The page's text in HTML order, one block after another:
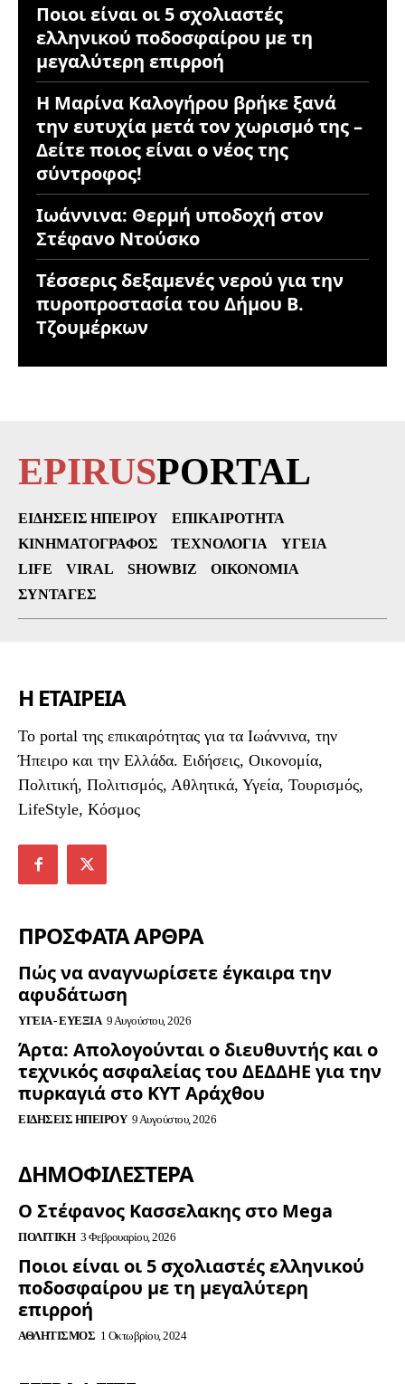
Ποιοι είναι οι 5 σχολιαστές
ελληνικού ποδοσφαίρου με τη
μεγαλύτερη επιρροή
Η Μαρίνα Καλογήρου βρήκε ξανά
την ευτυχία μετά τον χωρισμό της –
Δείτε ποιος είναι ο νέος της
σύντροφος!
Ιωάννινα: Θερμή υποδοχή στον
Στέφανο Ντούσκο
Τέσσερις δεξαμενές νερού για την
πυροπροστασία του Δήμου Β.
Τζουμέρκων
EPIRUSPORTAL
ΕΙΔΉΣΕΙΣ ΗΠΕΊΡΟΥ
ΕΠΙΚΑΙΡΌΤΗΤΑ
ΚΙΝΗΜΑΤΟΓΡΆΦΟΣ
ΤΕΧΝΟΛΟΓΊΑ
ΥΓΕΊΑ
LIFE
VIRAL SHOWBIZ
ΟΙΚΟΝΟΜΊΑ
ΣΥΝΤΑΓΈΣ
Η ΕΤΑΙΡΕΙΑ
To portal της επικαιρότητας για τα Ιωάννινα, την
Ήπειρο και την Ελλάδα. Ειδήσεις, Οικονομία,
Πολιτική, Πολιτισμός, Αθλητικά, Υγεία, Τουρισμός,
LifeStyle, Κόσμος
ΠΡΟΣΦΑΤΑ ΑΡΘΡΑ
Πώς να αναγνωρίσετε έγκαιρα την
αφυδάτωση
ΥΓΕΊΑ - ΕΥΕΞΊΑ 9 Αυγούστου, 2026
Άρτα: Απολογούνται ο διευθυντής και ο
τεχνικός ασφαλείας του ΔΕΔΔΗΕ για την
πυρκαγιά στο ΚΥΤ Αράχθου
ΕΙΔΉΣΕΙΣ ΗΠΕΊΡΟΥ 9 Αυγούστου, 2026
ΔΗΜΟΦΙΛΈΣΤΕΡΑ
Ο Στέφανος Κασσελακης στο Mega
ΠΟΛΙΤΙΚΉ 3 Φεβρουαρίου, 2026
Ποιοι είναι οι 5 σχολιαστές ελληνικού
ποδοσφαίρου με τη μεγαλύτερη
επιρροή
ΑΘΛΗΤΙΣΜΌΣ 1 Οκτωβρίου, 2024